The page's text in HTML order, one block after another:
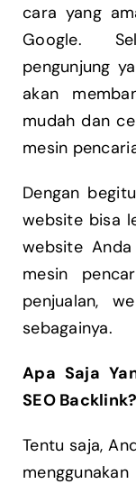
cara yang
Google.
pengunjung
akan
mudah dan
mesin
Dengan
website bisa
website
mesin
penjualan,
sebagainya.
Apa Saja
SEO Backlink?
Tentu saja,